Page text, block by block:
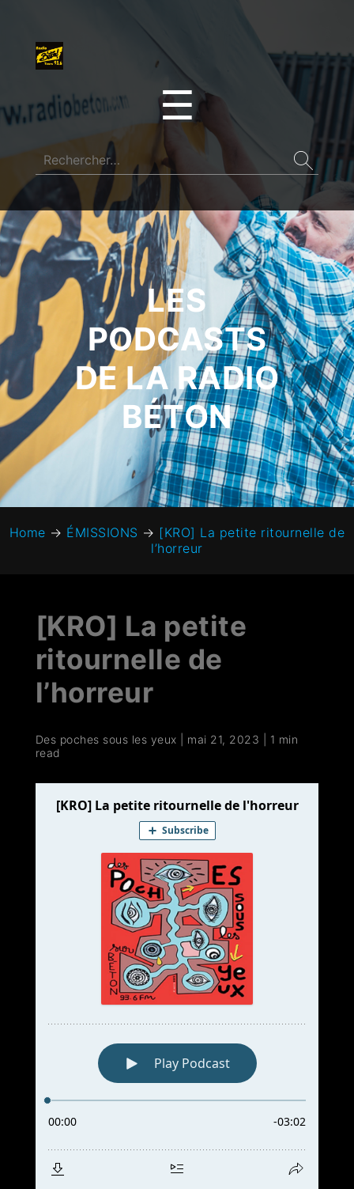
☰
LES
PODCASTS
DE LA RADIO
BÉTON
Home → ÉMISSIONS → [KRO] La petite ritournelle de
l’horreur
[KRO] La petite
ritournelle de
l’horreur
Des poches sous les yeux mai 21, 2023
1 min
read